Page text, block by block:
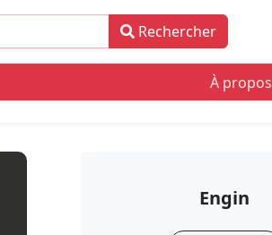
Rechercher
À propos
Engin